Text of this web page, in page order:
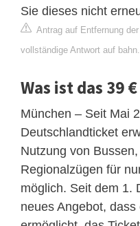
Sie dieses nicht
Antrag auf Entfernung
vollständige Antwort auf
Was ist das 39
München – Seit Mai
Deutschlandticket
Nutzung von
Regionalzügen für
möglich. Seit dem 1.
neues Angebot,